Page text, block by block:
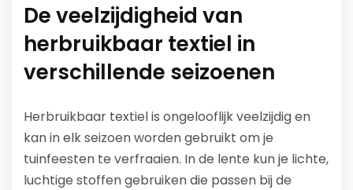
De veelzijdigheid van
herbruikbaar textiel in
verschillende seizoenen
Herbruikbaar textiel is ongelooflijk veelzijdig en
kan in elk seizoen worden gebruikt om je
tuinfeesten te verfraaien. In de lente kun je lichte,
luchtige stoffen gebruiken die passen bij de